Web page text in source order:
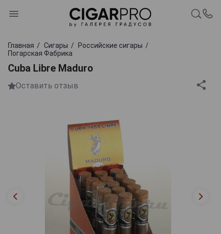
Главная Сигары
Российские сигары
Погарская Фабрика
Cuba Libre Maduro
Оставить отзыв